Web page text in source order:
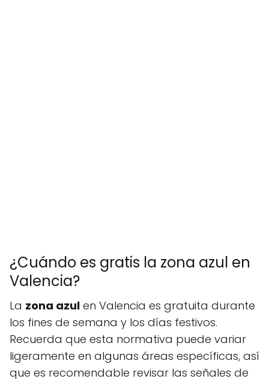
¿Cuándo es gratis la zona azul en
Valencia?
La zona azul en Valencia es gratuita durante
los fines de semana y los días festivos.
Recuerda que esta normativa puede variar
ligeramente en algunas áreas específicas, así
que es recomendable revisar las señales de